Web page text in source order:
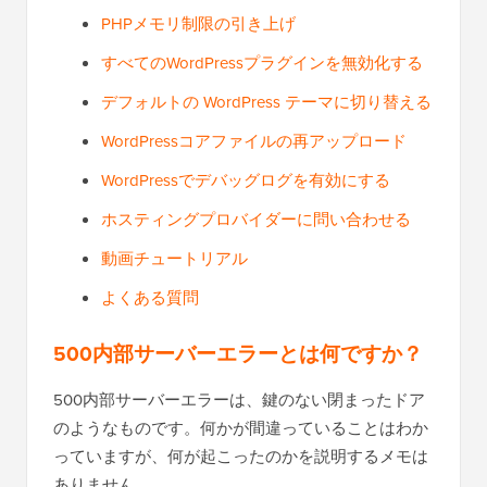
PHPメモリ制限の引き上げ
すべてのWordPressプラグインを無効化する
デフォルトの WordPress テーマに切り替える
WordPressコアファイルの再アップロード
WordPressでデバッグログを有効にする
ホスティングプロバイダーに問い合わせる
動画チュートリアル
よくある質問
500内部サーバーエラーとは何ですか？
500内部サーバーエラーは、鍵のない閉まったドア
のようなものです。何かが間違っていることはわか
っていますが、何が起こったのかを説明するメモは